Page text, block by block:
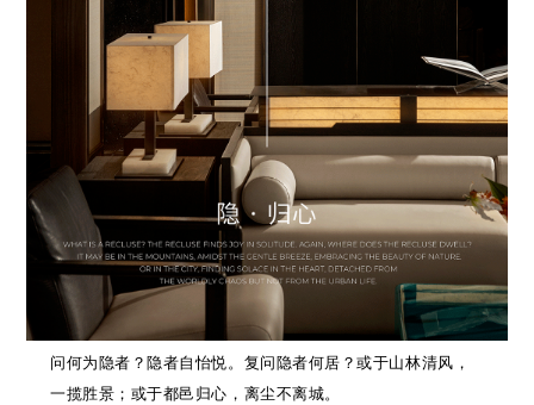
问何为隐者？隐者自怡悦。 复问隐者何居？或于山林清风，
一揽胜景；或于都邑归心，离尘不离城。